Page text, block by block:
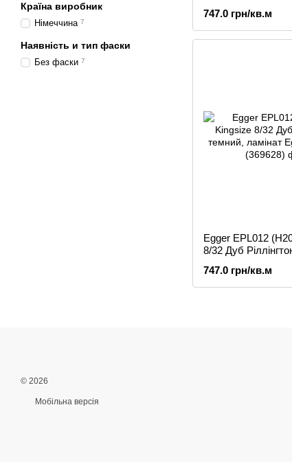
747.0 грн/кв.м
Egger EPL012
8/32 Дуб
747.0 грн/кв.м
Країна виробник
Німеччина 7
Наявність и тип фаски
Без фаски 7
© 2026
Мобільна версія